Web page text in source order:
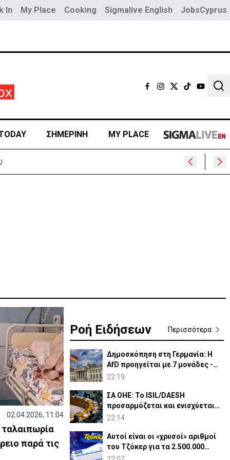
In My Place Cooking Sigmalive English JobsCyprus
ΣΗΜΕΡΙΝΗ MY PLACE
02.04.2026, 11:04
παρά τις
Ροή Ειδήσεων Περισσότερα
Δημοσκόπηση στη Γερμανία: Η
AfD προηγείται με 7 μονάδες -
Διεύρυνε τη διαφορά
22:19
ΣΑ ΟΗΕ: Το ISIL/DAESH
προσαρμόζεται και ενισχύεται
στην Αφρική - Πώς απειλεί
22:14
Αυτοί είναι οι «χρυσοί» αριθμοί
του Τζόκερ για τα 2.500.000
ευρώ